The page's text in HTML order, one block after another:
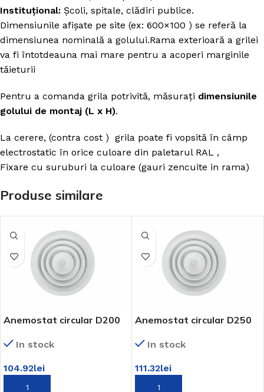
Instituțional: Școli, spitale, clădiri publice.
Dimensiunile afișate pe site (ex: 600×100 ) se referă la
dimensiunea nominală a golului.Rama exterioară a grilei
va fi întotdeauna mai mare pentru a acoperi marginile
tăieturii
Pentru a comanda grila potrivită, măsurați dimensiunile
golului de montaj (L x H).
La cerere, (contra cost ) grila poate fi vopsită în câmp
electrostatic în orice culoare din paletarul RAL ,
Fixare cu suruburi la culoare (gauri zencuite in rama)
Produse similare
Anemostat circular D200
In stock
104.92lei
ADAUGĂ ÎN COȘ
Anemostat circular D250
In stock
111.32lei
ADAUGĂ ÎN COȘ